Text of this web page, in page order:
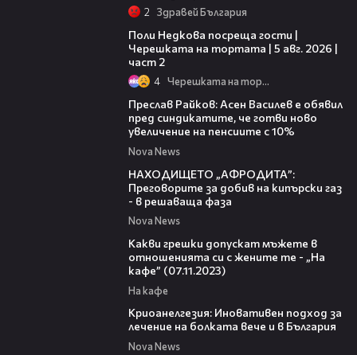
2 Здравей България
Поли Недкова посреща гости |
Черешката на тортата | 5 авг. 2026 |
част 2
4 Черешката на тортата
Преслав Райков: Асен Василев е обявил
пред синдикатите, че готви ново
увеличение на пенсиите с 10%
Nova News
НАХОДИЩЕТО „АФРОДИТА”:
Преговорите за добив на кипърски газ
- в решаваща фаза
Nova News
Какви грешки допускат мъжете в
отношенията си с жените те - „На
кафе” (07.11.2023)
На кафе
Криоанелгезия: Иновативен подход за
лечение на болката вече и в България
Nova News